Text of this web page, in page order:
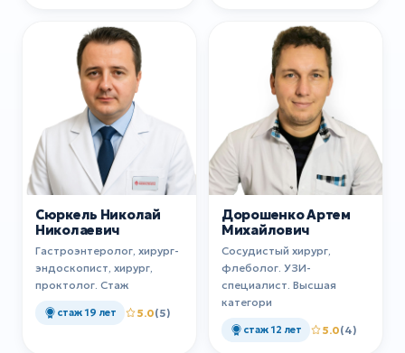
Сюркель Николай
Николаевич
Гастроэнтеролог, хирург-
эндоскопист, хирург,
проктолог. Стаж
стаж 19 лет 5.0(5)
Дорошенко Артем
Михайлович
Сосудистый хирург,
флеболог. УЗИ-
специалист. Высшая
категори
стаж 12 лет 5.0(4)